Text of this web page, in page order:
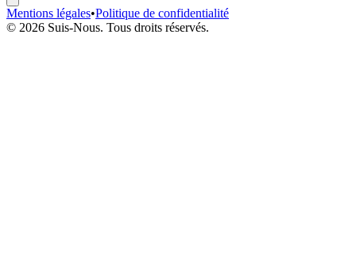
Mentions légales•Politique de confidentialité
© 2026 Suis-Nous. Tous droits réservés.